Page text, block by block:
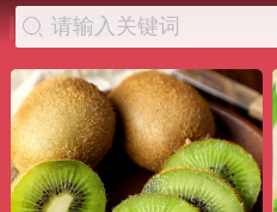
请输入关键词
热卖商品